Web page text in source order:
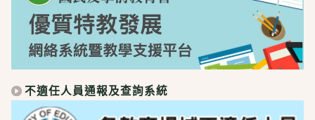
不適任人員通報及查詢系統